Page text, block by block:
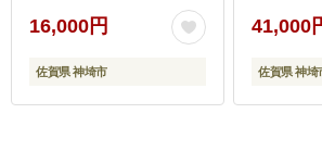
度】(H116147)
16,000円
佐賀県 神埼市
の フル
41,000
佐賀県 神埼